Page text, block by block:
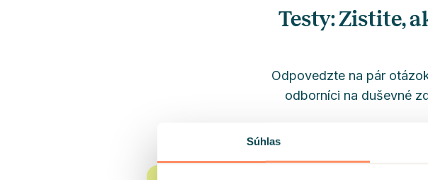
Súhlas
Testy: Zistite,
Odpovedzte na pár
odborníci na duševné